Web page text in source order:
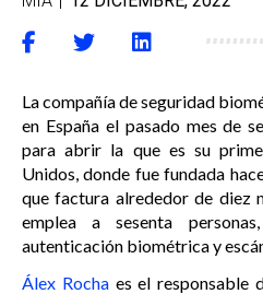
La compañía de seguridad
en España el pasado mes de
para abrir la que es su
Unidos, donde fue fundada
que factura alrededor de diez
emplea a sesenta
autenticación biométrica y
Álex Rochaes el responsable